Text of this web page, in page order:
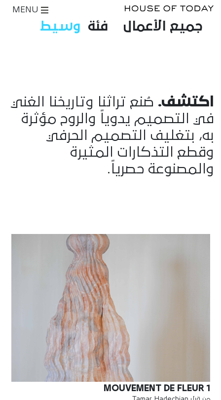
جميع الأعمال فئة وسيط
اكتشف. صُنع تراثنا وتاريخنا الغني
في التصميم يدوياً والروح مؤثرة
به، بتغليف التصميم الحرفي
وقطع التذكارات المثيرة
والمصنوعة حصرياً.
MOUVEMENT DE FLEUR 1